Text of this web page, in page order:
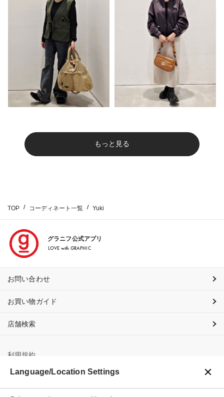
もっと見る
TOP コーディネート一覧 Yuki
グラニフ公式アプリ
LOVE with GRAPHIC
お問い合わせ
お買い物ガイド
店舗検索
利用規約
プライバシーポリシー
Language/Location Settings